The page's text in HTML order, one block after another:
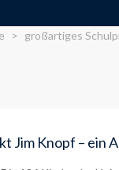
> großartiges
Jim Knopf – ein